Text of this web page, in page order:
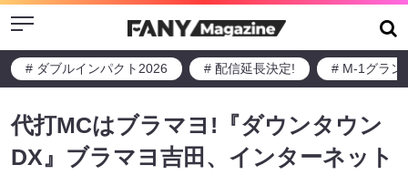
Menu
# ダブルインパクト2026 # 配信延長決定! # M-1グラン
代打MCはブラマヨ!『ダウンタウン
DX』ブラマヨ吉田、インターネット